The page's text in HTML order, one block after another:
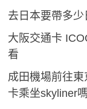
去日本要帶多少
大阪交通卡
看
成田機場前往
卡乘坐skyliner